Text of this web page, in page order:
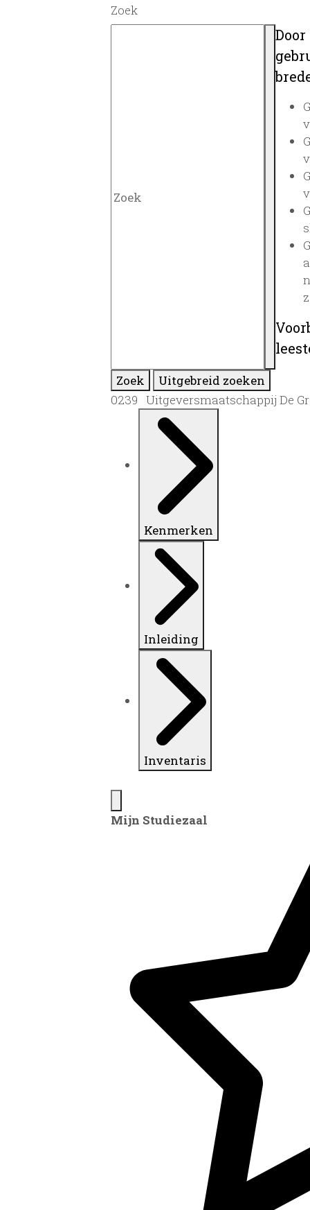
Zoek
Zoek
Uitgebreid zoeken
0239 Uitgeversmaatschappij De
Kenmerken
Inleiding
Inventaris
Mijn Studiezaal